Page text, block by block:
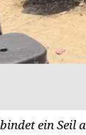
ein Seil